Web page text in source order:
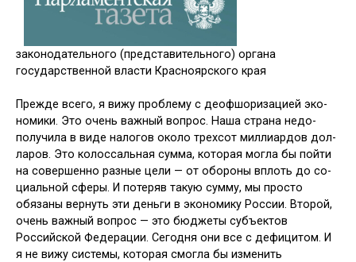
законодательного (представительного) органа
государственной власти Красноярского края
Прежде всего, я вижу проблему с деофшоризацией эко­
номики. Это очень важный вопрос. Наша страна недо­
получила в виде налогов около трехсот миллиардов дол­
ларов. Это колоссальная сумма, которая могла бы пойти
на совершенно разные цели — от обороны вплоть до со­
циальной сферы. И потеряв такую сумму, мы просто
обязаны вернуть эти деньги в экономику России. Второй,
очень важный вопрос — это бюджеты субъектов
Российской Фе­дерации. Сегодня они все с дефицитом. И
я не вижу систе­мы, которая смогла бы изменить